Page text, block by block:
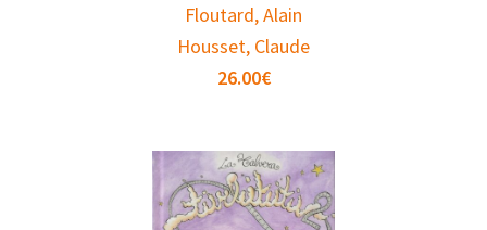
Floutard, Alain
Housset, Claude
26.00€